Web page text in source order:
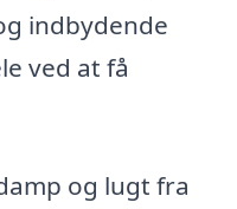
indbydende
ved at få
og lugt fra